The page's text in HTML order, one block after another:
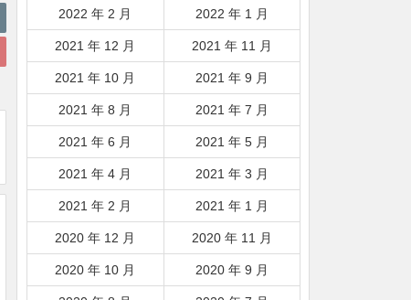
2022 年 2 月 2022 年 1 月
2021 年 12 月 2021 年 11 月
2021 年 10 月 2021 年 9 月
2021 年 8 月 2021 年 7 月
2021 年 6 月 2021 年 5 月
2021 年 4 月 2021 年 3 月
2021 年 2 月 2021 年 1 月
2020 年 12 月 2020 年 11 月
2020 年 10 月 2020 年 9 月